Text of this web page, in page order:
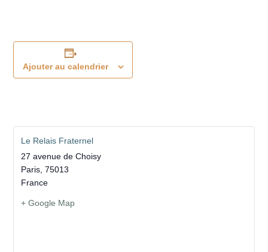
Ajouter au calendrier
Le Relais Fraternel
27 avenue de Choisy
Paris 75013
France
+ Google Map